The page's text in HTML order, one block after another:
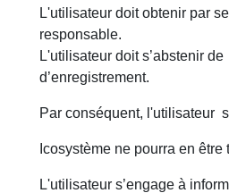
L'utilisateur doit obtenir par
responsable.
L'utilisateur doit s’abstenir
d’enregistrement.
Par conséquent, l'utilisateur
Icosystème ne pourra en
L'utilisateur s’engage à